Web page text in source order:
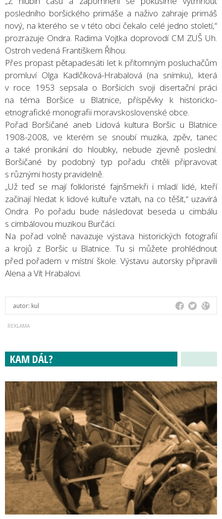
posledního boršického primáše a naživo zahraje primáš
nový, na kterého se v této obci čekalo celé jedno století,“
prozrazuje Ondra. Radima Vojtka doprovodí CM ZUŠ Uh.
Ostroh vedená Františkem Říhou.
Přes propast pětapadesáti let k přítomným posluchačům
promluví Olga Kadlčíková-Hrabalová (na snímku), která
v roce 1953 sepsala o Boršicích svoji disertační práci
na téma Boršice u Blatnice, příspěvky k historicko-
etnografické monografii moravskoslovenské obce.
Pořad Boršičané aneb Lidová kultura Boršic u Blatnice
1908-2008, ve kterém se snoubí muzika, zpěv, tanec
a také pronikání do hloubky, nebude zjevně poslední.
Boršičané by podobný typ pořadu chtěli připravovat
s různými hosty pravidelně.
„Už teď se mají folkloristé fajnšmekři i mladí lidé, kteří
začínají hledat k lidové kultuře vztah, na co těšit,“ uzavírá
Ondra. Po pořadu bude následovat beseda u cimbálu
s cimbálovou muzikou Burčáci.
Na pořad volně navazuje výstava historických fotografií
a krojů z Boršic u Blatnice. Tu si můžete prohlédnout
před pořadem v místní škole. Výstavu autorsky připravili
Alena a Vít Hrabalovi.
autor: kul
KAM DÁL?